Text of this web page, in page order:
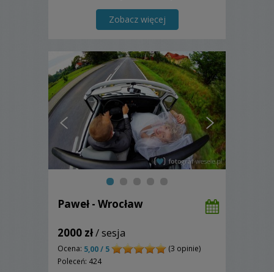
Zobacz więcej
Paweł - Wrocław
2000 zł/ sesja
Ocena: 5,00 / 5
(3 opinie)
Poleceń: 424